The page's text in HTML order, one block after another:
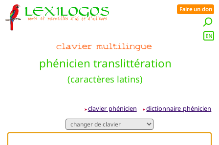
phénicien translittération
(caractères latins)
Faire un don
EN
➤ clavier phénicien ➤dictionnaire phénicien